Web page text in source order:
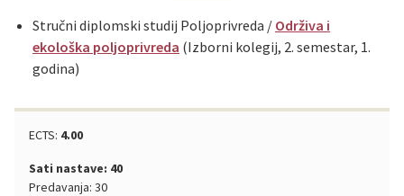
Stručni diplomski studij Poljoprivreda / Održiva i
ekološka poljoprivreda (Izborni kolegij, 2. semestar, 1.
godina)
ECTS: 4.00
Sati nastave: 40
Predavanja: 30